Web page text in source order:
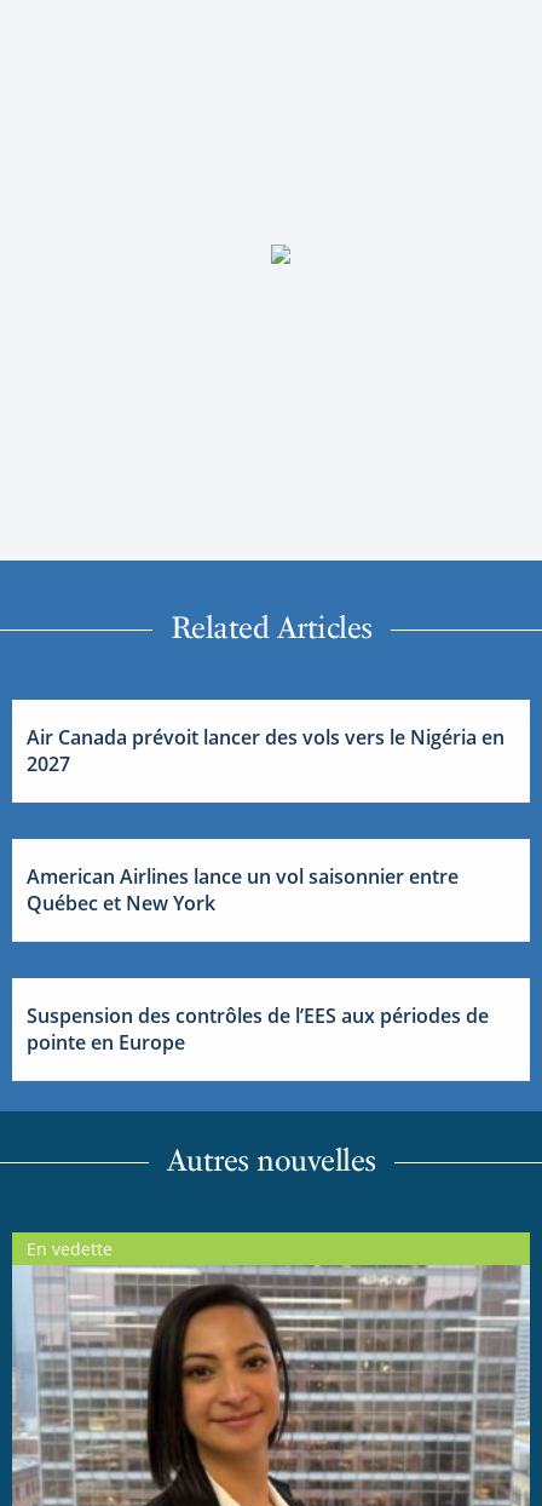
Related Articles
Air Canada prévoit lancer des vols vers le Nigéria en
2027
American Airlines lance un vol saisonnier entre
Québec et New York
Suspension des contrôles de l’EES aux périodes de
pointe en Europe
Autres nouvelles
En vedette